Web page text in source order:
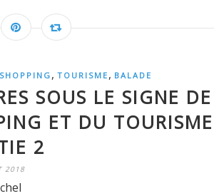
SHOPPING , TOURISME , BALADE
SOUS LE SIGNE DE
ET DU TOURISME
2
2018